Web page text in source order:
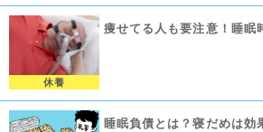
休養
痩せてる人も要注意！睡眠
睡眠負債とは？寝だめは効